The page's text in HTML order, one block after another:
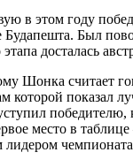
в этом году
Был
этапа
Шонка считает
показал
победителю,
место в